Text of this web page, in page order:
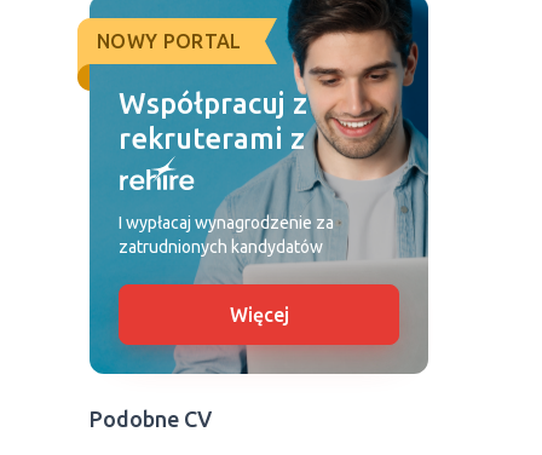
NOWY PORTAL
Współpracuj z
rekruterami z
I wypłacaj wynagrodzenie za
zatrudnionych kandydatów
Więcej
Podobne CV